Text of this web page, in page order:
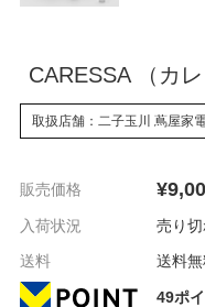
CARESSA （カ
取扱店舗：二子玉川 蔦屋家
販売価格
入荷状況
売り
送料
送料
49ポ